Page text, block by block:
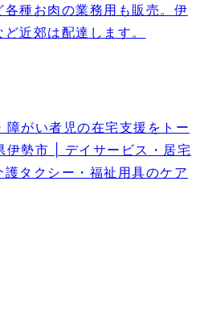
種お肉の業務用も販売。伊
近郊は配達します。
がい者児の在宅支援をトー
伊勢市 | デイサービス・居宅
タクシー・福祉用具のケア